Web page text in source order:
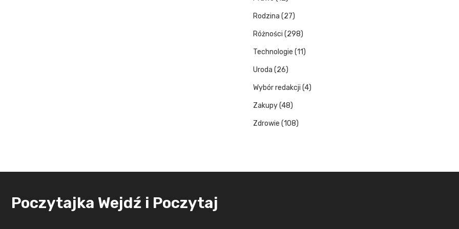
Rodzina (27)
Różności (298)
Technologie (11)
Uroda (26)
Wybór redakcji (4)
Zakupy(48)
Zdrowie (108)
Poczytajka Wejdź i Poczytaj